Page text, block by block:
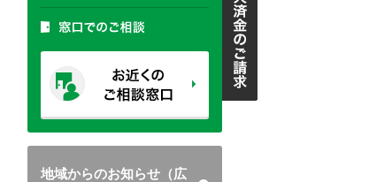
地域からのお知らせ（広